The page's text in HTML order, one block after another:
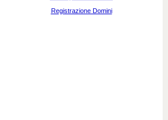
Registrazione Domini